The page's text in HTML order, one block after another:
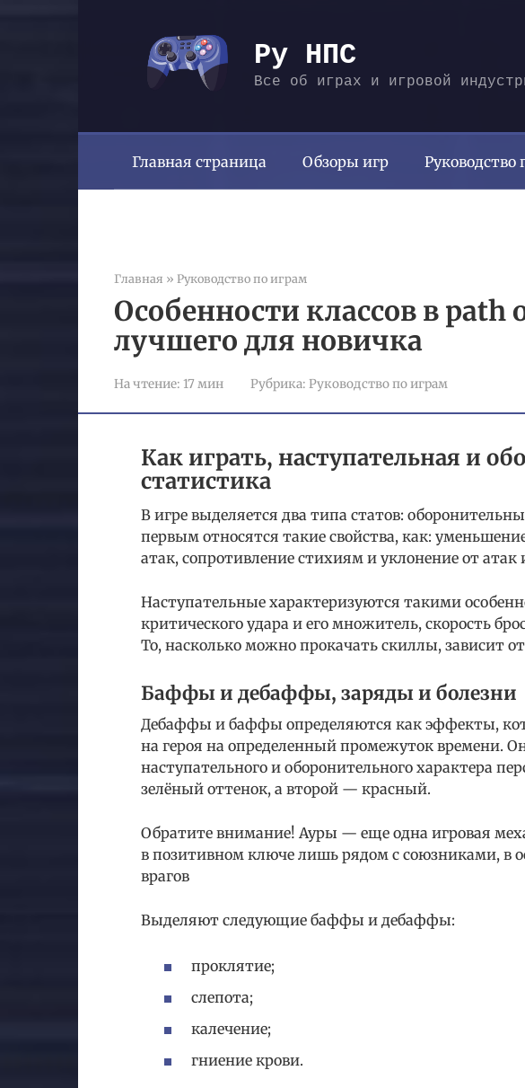
Ру НПС
Все об играх и игровой
Главная страница Обзоры игр Руководство
Главная » Руководство по играм
Особенности классов в path
лучшего для новичка
На чтение: 17 мин Рубрика: Руководство по играм
Как играть, наступательная и
статистика
В игре выделяется два типа статов:
первым относятся такие свойства, как:
атак, сопротивление стихиям и уклонение от атак
Наступательные характеризуются такими
критического удара и его множитель, скорость
То, насколько можно прокачать скиллы, зависит от
Баффы и дебаффы, заряды и болезни
Дебаффы и баффы определяются как эффекты,
на героя на определенный промежуток времени.
наступательного и оборонительного характера
зелёный оттенок, а второй — красный.
Обратите внимание! Ауры — еще одна игровая
в позитивном ключе лишь рядом с союзниками, в
врагов
Выделяют следующие баффы и дебаффы:
проклятие;
слепота;
калечение;
гниение крови.